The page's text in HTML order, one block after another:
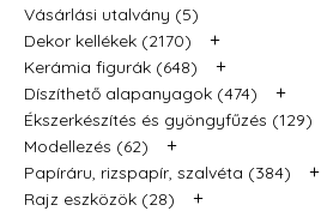
Vásárlási utalvány (5)
Dekor kellékek (2170)
+
Kerámia figurák (648) +
Díszíthető alapanyagok (474) +
Ékszerkészítés és gyöngyfűzés (129)
Modellezés (62) +
Papíráru, rizspapír, szalvéta (384) +
Rajz eszközök (28) +